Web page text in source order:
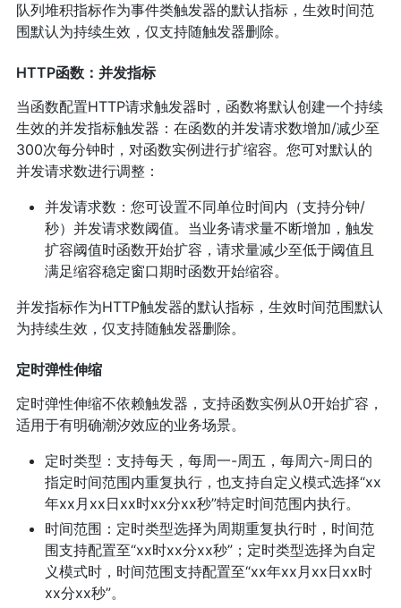
队列堆积指标作为事件类触发器的默认指标，生效时间范
围默认为持续生效，仅支持随触发器删除。
HTTP函数：并发指标
当函数配置HTTP请求触发器时，函数将默认创建一个持续
生效的并发指标触发器：在函数的并发请求数增加/减少至
300次每分钟时，对函数实例进行扩缩容。您可对默认的
并发请求数进行调整：
并发请求数：您可设置不同单位时间内（支持分钟/
秒）并发请求数阈值。当业务请求量不断增加，触发
扩容阈值时函数开始扩容，请求量减少至低于阈值且
满足缩容稳定窗口期时函数开始缩容。
并发指标作为HTTP触发器的默认指标，生效时间范围默认
为持续生效，仅支持随触发器删除。
定时弹性伸缩
定时弹性伸缩不依赖触发器，支持函数实例从0开始扩容，
适用于有明确潮汐效应的业务场景。
定时类型：支持每天，每周一-周五，每周六-周日的
指定时间范围内重复执行，也支持自定义模式选择“xx
年xx月xx日xx时xx分xx秒”特定时间范围内执行。
时间范围：定时类型选择为周期重复执行时，时间范
围支持配置至“xx时xx分xx秒”；定时类型选择为自定
义模式时，时间范围支持配置至“xx年xx月xx日xx时
xx分xx秒”。